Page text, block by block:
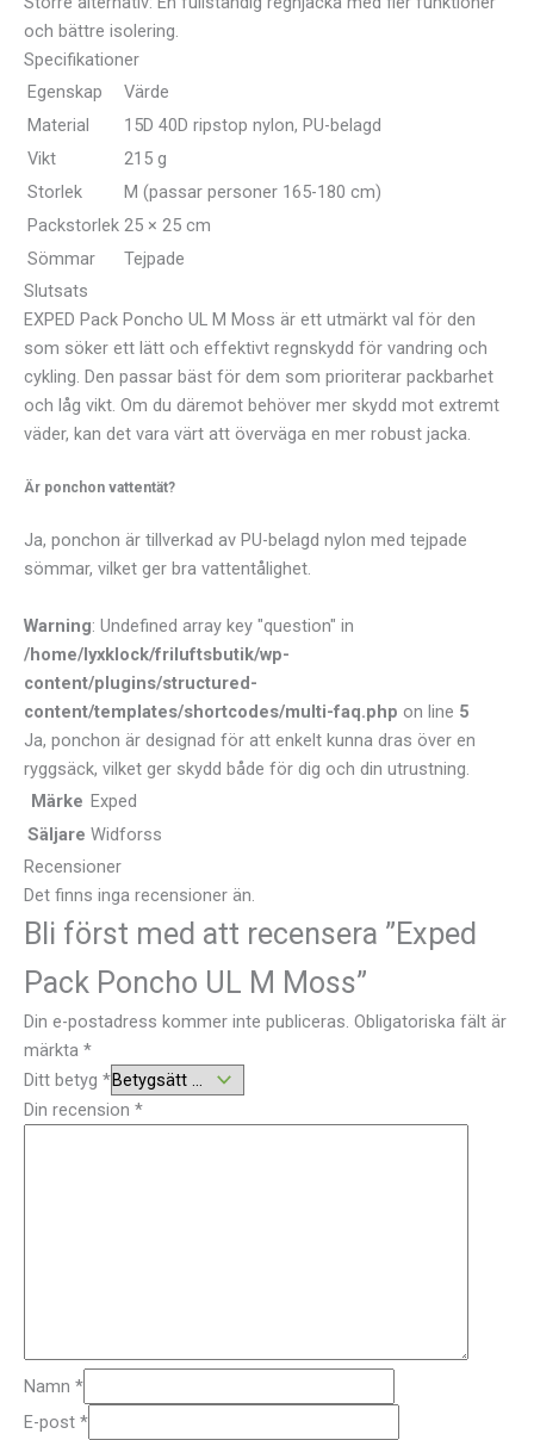
och bättre isolering.
Specifikationer
Egenskap
Värde
Material
15D 40D ripstop nylon, PU-belagd
Vikt
215 g
Storlek
M (passar personer 165-180 cm)
Packstorlek 25 × 25 cm
Sömmar
Tejpade
Slutsats
EXPED Pack Poncho UL M Moss är ett utmärkt val för den
som söker ett lätt och effektivt regnskydd för vandring och
cykling. Den passar bäst för dem som prioriterar packbarhet
och låg vikt. Om du däremot behöver mer skydd mot extremt
väder, kan det vara värt att överväga en mer robust jacka.
Är ponchon vattentät?
Ja, ponchon är tillverkad av PU-belagd nylon med tejpade
sömmar, vilket ger bra vattentålighet.
Warning: Undefined array key "question" in
/home/lyxklock/friluftsbutik/wp-
content/plugins/structured-
content/templates/shortcodes/multi-faq.php on line 5
Ja, ponchon är designad för att enkelt kunna dras över en
ryggsäck, vilket ger skydd både för dig och din utrustning.
Märke Exped
Säljare Widforss
Recensioner
Det finns inga recensioner än.
Bli först med att recensera ”Exped
Pack Poncho UL M Moss”
Din e-postadress kommer inte publiceras. Obligatoriska fält är
märkta *
Ditt betyg *
Din recension *
Namn *
E-post *